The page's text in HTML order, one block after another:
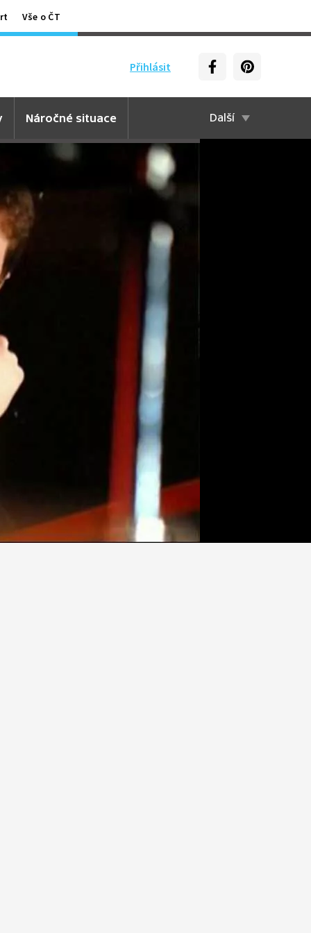
Vše o ČT
Přihlásit
Náročné situace Další